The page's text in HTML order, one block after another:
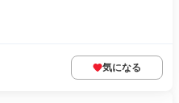
気になる